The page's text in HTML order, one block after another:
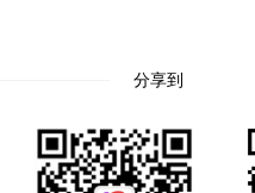
分享到